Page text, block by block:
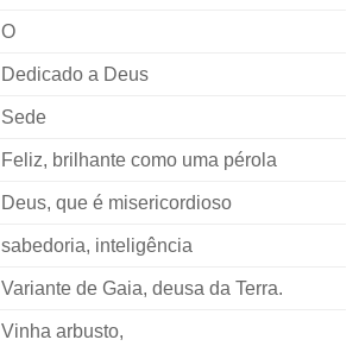
O
Dedicado a Deus
Sede
Feliz, brilhante como uma pérola
Deus, que é misericordioso
sabedoria, inteligência
Variante de Gaia, deusa da Terra.
Vinha arbusto,